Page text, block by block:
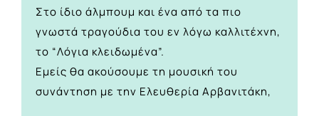
Στο ίδιο άλμπουμ και ένα από τα πιο
γνωστά τραγούδια του εν λόγω καλλιτέχνη,
το “Λόγια κλειδωμένα”.
Εμείς θα ακούσουμε τη μουσική του
συνάντηση με την Ελευθερία Αρβανιτάκη,